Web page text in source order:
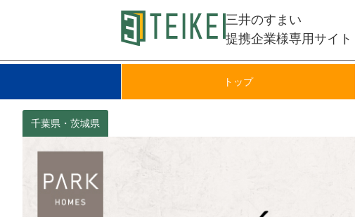
三井のすまい
提携企業様専用サイト
トップ
その他神奈川県
千葉県・茨城県
埼玉県